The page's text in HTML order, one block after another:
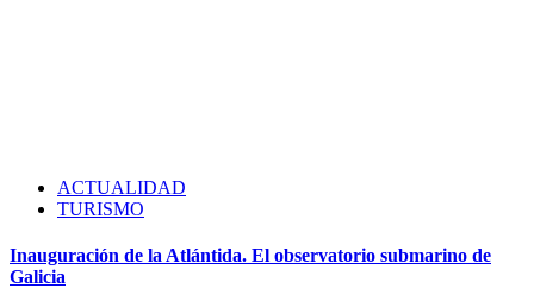
ACTUALIDAD
TURISMO
Inauguración de la Atlántida. El observatorio submarino de
Galicia